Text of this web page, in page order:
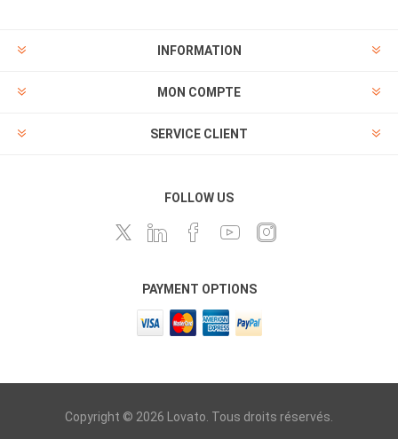
INFORMATION
MON COMPTE
SERVICE CLIENT
FOLLOW US
PAYMENT OPTIONS
Copyright © 2026 Lovato. Tous droits réservés.